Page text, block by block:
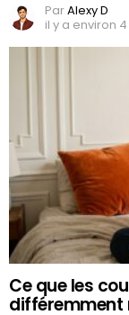
ParAlexy D
il y a environ
Ce que les
différemment